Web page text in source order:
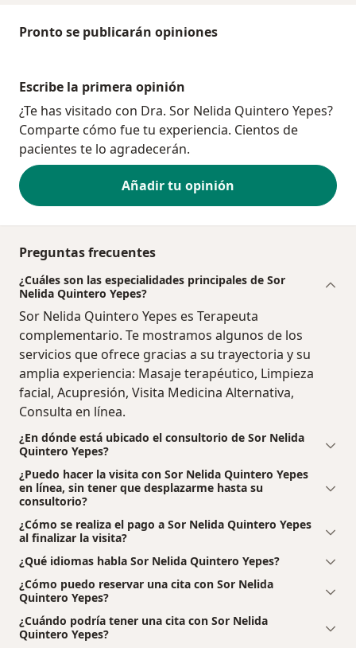
Pronto se publicarán opiniones
Escribe la primera opinión
¿Te has visitado con Dra. Sor Nelida Quintero Yepes?
Comparte cómo fue tu experiencia. Cientos de
pacientes te lo agradecerán.
Añadir tu opinión
Preguntas frecuentes
¿Cuáles son las especialidades principales de Sor
Nelida Quintero Yepes?
Sor Nelida Quintero Yepes es Terapeuta
complementario. Te mostramos algunos de los
servicios que ofrece gracias a su trayectoria y su
amplia experiencia: Masaje terapéutico, Limpieza
facial, Acupresión, Visita Medicina Alternativa,
Consulta en línea.
¿En dónde está ubicado el consultorio de Sor Nelida
Quintero Yepes?
¿Puedo hacer la visita con Sor Nelida Quintero Yepes
en línea, sin tener que desplazarme hasta su
consultorio?
¿Cómo se realiza el pago a Sor Nelida Quintero Yepes
al finalizar la visita?
¿Qué idiomas habla Sor Nelida Quintero Yepes?
¿Cómo puedo reservar una cita con Sor Nelida
Quintero Yepes?
¿Cuándo podría tener una cita con Sor Nelida
Quintero Yepes?